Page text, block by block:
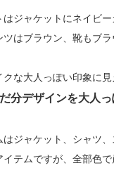
はジャケットにネイビ
ツはブラウン、靴もブ
クな大人っぽい印象に
分デザインを大人
ジャケット、シャツ
テムですが、全部色で